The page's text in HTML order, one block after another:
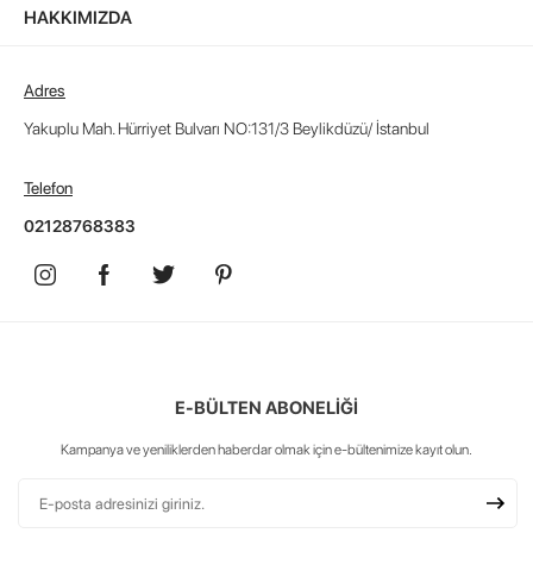
HAKKIMIZDA
Adres
Yakuplu Mah. Hürriyet Bulvarı NO:131/3 Beylikdüzü/ İstanbul
Telefon
02128768383
E-BÜLTEN ABONELİĞİ
Kampanya ve yeniliklerden haberdar olmak için e-bültenimize kayıt olun.